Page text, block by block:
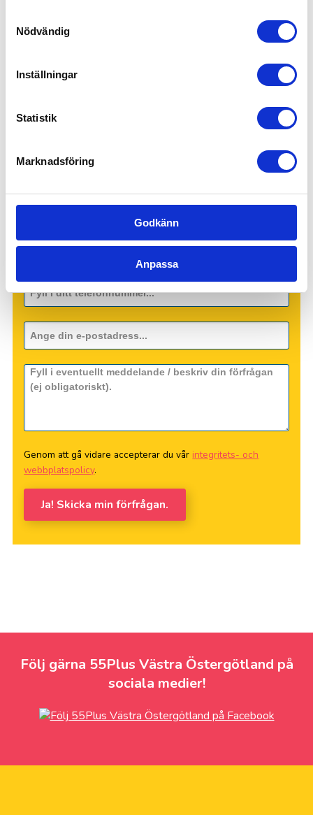
Nödvändig
Inställningar
Statistik
Marknadsföring
Godkänn
Anpassa
Försäljning, mötesbokning & handel
Genom att gå vidare accepterar du vår integritets- och
webbplatspolicy.
Ja! Skicka min förfrågan.
Följ gärna 55Plus Västra Östergötland på
sociala medier!